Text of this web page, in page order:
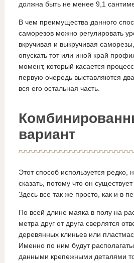
должна быть не менее 9,1
В чем преимущества данного
саморезов можно регулировать
вкручивая и выкручивая
опускать тот или иной край
момент, который касается
первую очередь выставляются
вся его остальная часть.
вариант
Этот способ используется
сказать, потому что он
Здесь все так же просто, как и в
По всей длине маяка в полу на
метра друг от друга сверлятся
деревянных клиньев или
Именно по ним будут
данными крепежными деталями